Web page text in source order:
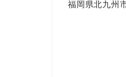
福岡県北九州